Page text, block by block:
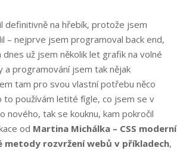
na hřebík, protože jsem
– nejprve jsem programoval back end,
už jsem několik let grafik na volné
a programování jsem tak nějak
tam pro svou vlastní potřebu něco
to používám letité fígle, co jsem se v
nového, tak se kouknu, kam pokročil
od Martina Michálka – CSS moderní
metody rozvržení webů v příkladech,